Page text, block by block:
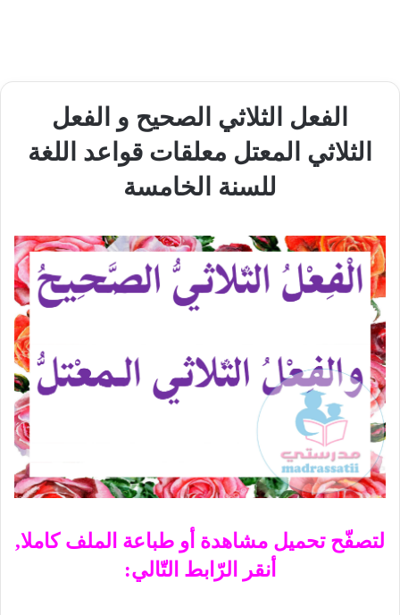
الفعل الثلاثي الصحيح و الفعل
الثلاثي المعتل معلقات قواعد اللغة
للسنة الخامسة
لتصفّح تحميل مشاهدة أو طباعة الملف كاملا,
أنقر الرّابط التّالي: